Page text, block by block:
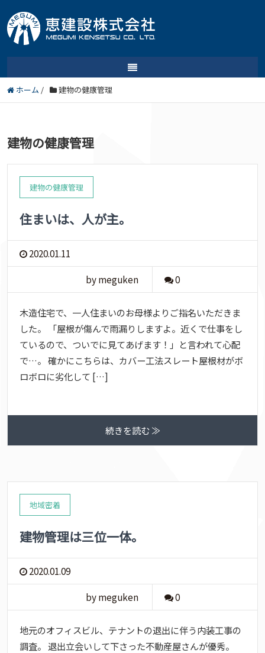
ホーム / 建物の健康管理
建物の健康管理
建物の健康管理
住まいは、人が主。
2020.01.11
by meguken
0
木造住宅で、一人住まいのお母様よりご指名いただきま
した。 「屋根が傷んで雨漏りしますよ。近くで仕事をし
ているので、ついでに見てあげます！」と言われて心配
で…。 確かにこちらは、カバー工法スレート屋根材がボ
ロボロに劣化して […]
続きを読む ≫
地域密着
建物管理は三位一体。
2020.01.09
by meguken
0
地元のオフィスビル、テナントの退出に伴う内装工事の
調査。 退出立会いして下さった不動産屋さんが優秀。